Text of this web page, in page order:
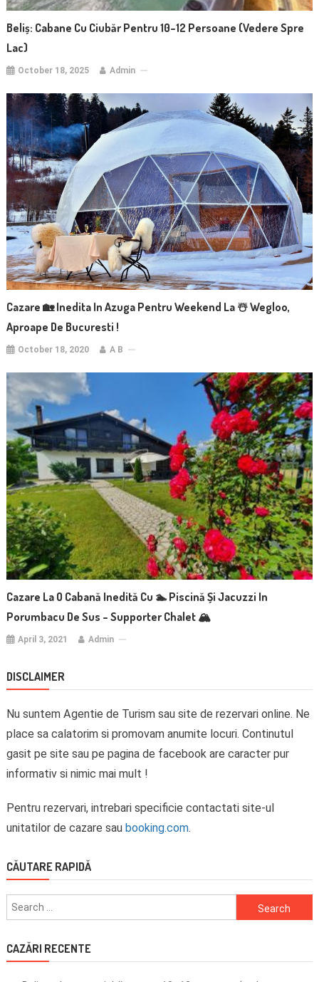
Beliș: Cabane Cu Ciubăr Pentru 10–12 Persoane (vedere Spre
Lac)
October 18, 2025 Admin
Cazare 🏡 Inedita In Azuga Pentru Weekend La ☃️ Wegloo,
Aproape De Bucuresti !
October 18, 2020 A B
Cazare La O Cabană Inedită Cu 🏊 Piscină Și Jacuzzi In
Porumbacu De Sus – Supporter Chalet 🏔️
April 3, 2021 Admin
DISCLAIMER
Nu suntem Agentie de Turism sau site de rezervari online. Ne
place sa calatorim si promovam anumite locuri. Continutul
gasit pe site sau pe pagina de facebook are caracter pur
informativ si nimic mai mult !
Pentru rezervari, intrebari specificie contactati site-ul
unitatilor de cazare sau booking.com.
CĂUTARE RAPIDĂ
Search
for:
CAZĂRI RECENTE